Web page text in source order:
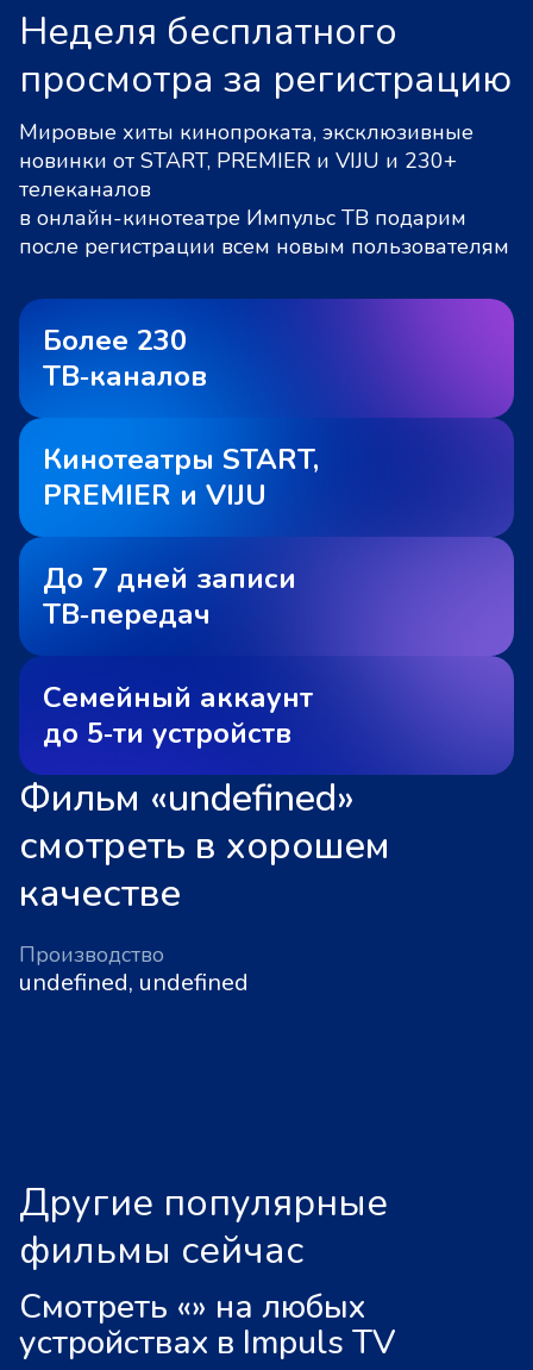
Неделя бесплатного
просмотра за регистрацию
Мировые хиты кинопроката, эксклюзивные
новинки от START, PREMIER и VIJU и 230+
телеканалов
в онлайн-кинотеатре Импульс ТВ подарим
после регистрации всем новым пользователям
Более 230
ТВ‑каналов
Кинотеатры START,
PREMIER и VIJU
До 7 дней записи
ТВ‑передач
Семейный аккаунт
до 5‑ти устройств
Фильм «undefined»
смотреть в хорошем
качестве
Производство
undefined, undefined
Другие популярные
фильмы сейчас
Смотреть «» на любых
устройствах в Impuls TV